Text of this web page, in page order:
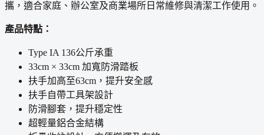
攜，適合家庭、辦公室及商業場所日常維修與清潔工作使用。
產品特點：
Type IA 136公斤承重
33cm × 33cm 加寬防滑踏板
扶手加高至63cm，提升安全感
扶手自帶工具架設計
防滑腳套，提升穩定性
超輕量鋁合金結構